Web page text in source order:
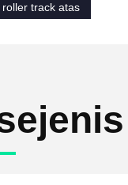
roller track atas